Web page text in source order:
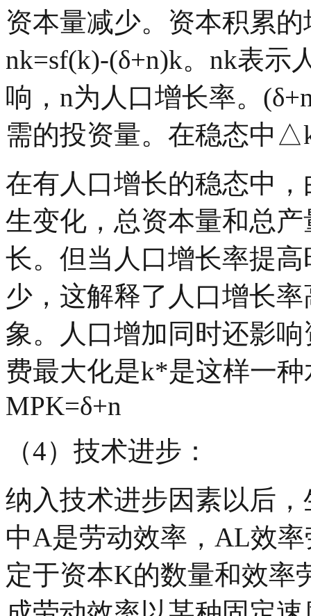
资本量减少。资本积累
nk=sf(k)-(δ+n)k。 nk表示
响，n为人口增长率。
需的投资量。在稳态中 △
在有人口增长的稳态中
生变化，总资本量和总
长。但当人口增长率提
少，这解释了人口增长
象。人口增加同时还影
费最大化是k*是这样一
MPK=δ+n
（4）技术进步：
纳入技术进步因素以后
中A是劳动效率， AL效
定于资本K的数量和效率